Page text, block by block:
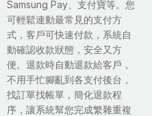
Samsung Pay、支付寶等。您
可輕鬆連動最常見的支付方
式，客戶可快速付款，系統自
動確認收款狀態，安全又方
便。退款時自動退款給客戶，
不用手忙腳亂到各支付後台，
找訂單找帳單，簡化退款程
序，讓系統幫您完成繁雜重複